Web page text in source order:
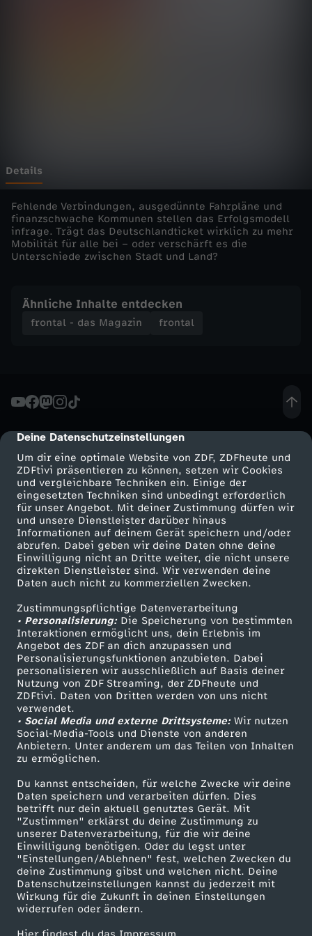
cmp-dialog-description
Deine Datenschutzeinstellungen
Um dir eine optimale Website von ZDF, ZDFheute und
ZDFtivi präsentieren zu können, setzen wir Cookies
und vergleichbare Techniken ein. Einige der
eingesetzten Techniken sind unbedingt erforderlich
für unser Angebot. Mit deiner Zustimmung dürfen wir
und unsere Dienstleister darüber hinaus
Informationen auf deinem Gerät speichern und/oder
abrufen. Dabei geben wir deine Daten ohne deine
Einwilligung nicht an Dritte weiter, die nicht unsere
direkten Dienstleister sind. Wir verwenden deine
Daten auch nicht zu kommerziellen Zwecken.
Zustimmungspflichtige Datenverarbeitung
• Personalisierung:Die Speicherung von bestimmten
Interaktionen ermöglicht uns, dein Erlebnis im
Angebot des ZDF an dich anzupassen und
Personalisierungsfunktionen anzubieten. Dabei
personalisieren wir ausschließlich auf Basis deiner
Nutzung von ZDF Streaming, der ZDFheute und
ZDFtivi. Daten von Dritten werden von uns nicht
verwendet.
• Social Media und externe Drittsysteme:Wir nutzen
Social-Media-Tools und Dienste von anderen
Anbietern. Unter anderem um das Teilen von Inhalten
zu ermöglichen.
Du kannst entscheiden, für welche Zwecke wir deine
Daten speichern und verarbeiten dürfen. Dies
betrifft nur dein aktuell genutztes Gerät. Mit
"Zustimmen" erklärst du deine Zustimmung zu
unserer Datenverarbeitung, für die wir deine
Einwilligung benötigen. Oder du legst unter
"Einstellungen/Ablehnen" fest, welchen Zwecken du
deine Zustimmung gibst und welchen nicht. Deine
Datenschutzeinstellungen kannst du jederzeit mit
Wirkung für die Zukunft in deinen Einstellungen
widerrufen oder ändern.
a
g
a
i
S
t
a
d
t
p
r
o
f
i
t
i
e
r
t
,
Details
Fehlende Verbindungen, ausgedünnte Fahrpläne und
finanzschwache Kommunen stellen das Erfolgsmodell
infrage. Trägt das Deutschlandticket wirklich zu mehr
Mobilität für alle bei – oder verschärft es die
Unterschiede zwischen Stadt und Land?
Ähnliche Inhalte entdecken
frontal - das Magazin frontal
Mehr ZDF
ZDF-Apps
Smart TV
ZDFtext
Livestreams
Sendungen A-Z
TV-Programm
Service
ZDFmitreden
Kontakt zum ZDF
Tickets
Zuschauerservice
Hilfe
ZDF Unternehmen
Karriere
ZDF goes Schule
Werbefernsehen
Mainzelmännchen